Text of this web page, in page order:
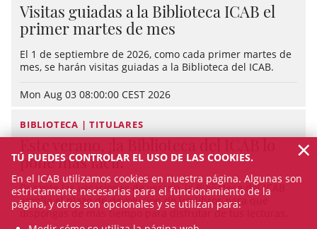
Visitas guiadas a la Biblioteca ICAB el
primer martes de mes
El 1 de septiembre de 2026, como cada primer martes de
mes, se harán visitas guiadas a la Biblioteca del ICAB.
Mon Aug 03 08:00:00 CEST 2026
BIBLIOTECA | TITULARES
pone más fácil!
Durante las vacaciones de verano, la Biblioteca del ICAB
amplía el plazo de devolución de los libros para que
dispongas de más tiempo para disfrutar de tus lecturas.
TÚ PUEDES CONTROLAR EL USO DE LAS COOKIES.
En el ICAB utilizamos cookies en nuestra página. Algunas son
estrictamente necesarias para el funcionamiento de la
página, y otros son opcionales y se utilizan para:
×